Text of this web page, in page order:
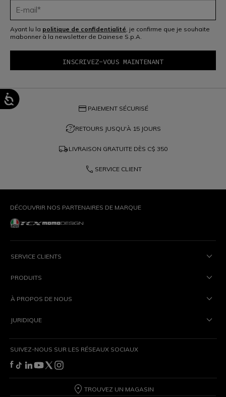
Ayant lu la politique de confidentialité , je confirme que je souhaite
mabonner à la newsletter de Dainese S.p.A.
credit_card PAIEMENT SÉCURISÉ
question_exchangeRETOURS JUSQU'À 15 JOURS
local_shipping LIVRAISON GRATUITE DÈS C$ 350
phone SERVICE CLIENT
DÉCOUVRIR NOS PARTENAIRES DE MARQUE
SERVICE CLIENTS
PRODUITS
À PROPOS DE NOUS
JURIDIQUE
SUIVEZ-NOUS SUR LES RÉSEAUX SOCIAUX
TROUVEZ UN MAGASIN